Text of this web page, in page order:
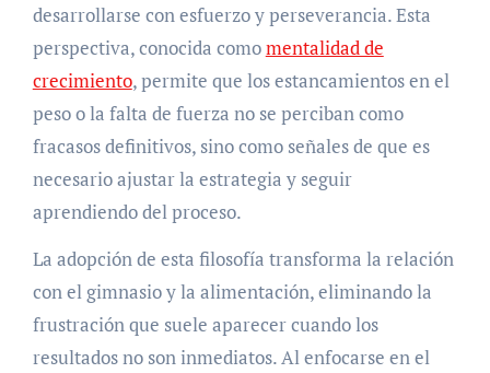
desarrollarse con esfuerzo y perseverancia. Esta
perspectiva, conocida comomentalidad de
crecimiento, permite que los estancamientos en el
peso o la falta de fuerza no se perciban como
fracasos definitivos, sino como señales de que es
necesario ajustar la estrategia y seguir
aprendiendo del proceso.
La adopción de esta filosofía transforma la relación
con el gimnasio y la alimentación, eliminando la
frustración que suele aparecer cuando los
resultados no son inmediatos. Al enfocarse en el